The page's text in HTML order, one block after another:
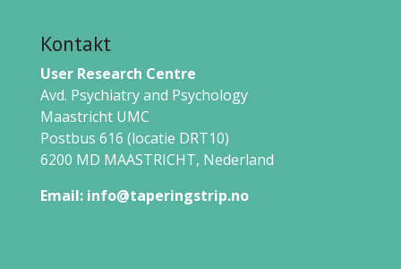
Kontakt
User Research Centre
Avd. Psychiatry and Psychology
Maastricht UMC
Postbus 616 (locatie DRT10)
6200 MD MAASTRICHT, Nederland
Email: info@taperingstrip.no